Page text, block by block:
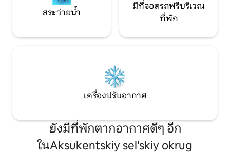
สระว่ายน้ำ
มีที่จอดรถฟรีบริเวณ
ที่พัก
เครื่องปรับอากาศ
ยังมีที่พักตากอากาศดีๆ อีก
ในAksukentskiy sel'skiy okrug